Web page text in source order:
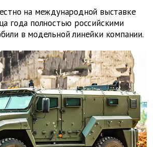
на международной выставке
года полностью российскими
в модельной линейки компании.